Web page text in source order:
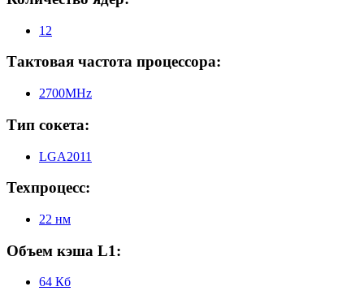
12
Тактовая частота процессора:
2700MHz
Тип сокета:
LGA2011
Техпроцесс:
22 нм
Объем кэша L1:
64 Кб